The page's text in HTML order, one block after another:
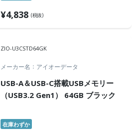
¥4,838 (税抜)
ZIO-U3CSTD64GK
メーカー名 アイオーデータ
USB-A＆USB-C搭載USBメモリー
（USB3.2 Gen1） 64GB ブラック
在庫わずか